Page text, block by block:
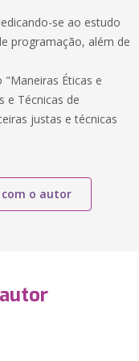
se ao estudo
programação, além de
Éticas e
e Técnicas de
justas e técnicas
com o autor